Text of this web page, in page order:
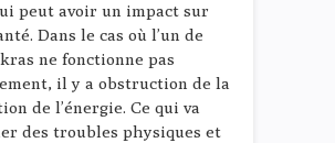
peut avoir un impact sur
Dans le cas où l’un de
ne fonctionne pas
il y a obstruction de la
de l’énergie. Ce qui va
des troubles physiques et